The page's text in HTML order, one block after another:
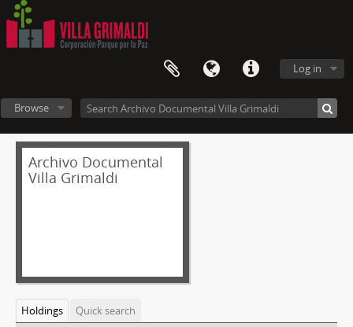
Log in
Browse
Archivo Documental
Villa Grimaldi
Holdings
Quick search